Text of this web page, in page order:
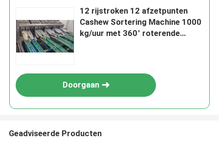
12 rijstroken 12 afzetpunten
Cashew Sortering Machine 1000
kg/uur met 360° roterende
Doorgaan
Geadviseerde Producten